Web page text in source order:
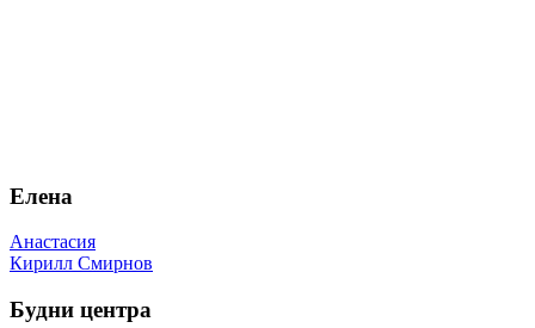
Елена
Навигация
по
записям
Анастасия
Кирилл Смирнов
Будни центра